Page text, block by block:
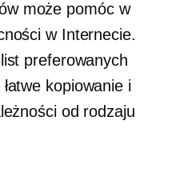
może pomóc w
w Internecie.
preferowanych
kopiowanie i
od rodzaju